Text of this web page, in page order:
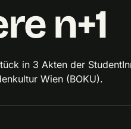
n+1
in 3 Akten der
Wien (BOKU).